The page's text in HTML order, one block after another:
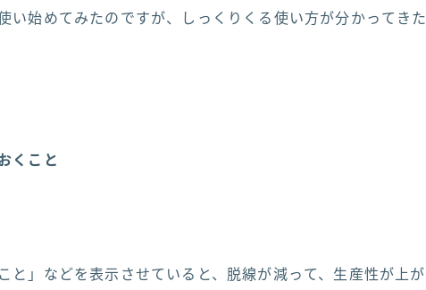
い始めてみたのですが、しっくりくる使い方が分かってきた
くこと
と」などを表示させていると、脱線が減って、生産性が上が